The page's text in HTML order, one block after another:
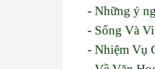
-Những ý
- Sống Và
-Nhiệm Vụ